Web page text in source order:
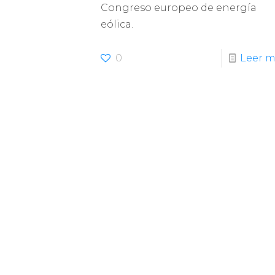
Congreso europeo de energía
eólica.
0 Leer